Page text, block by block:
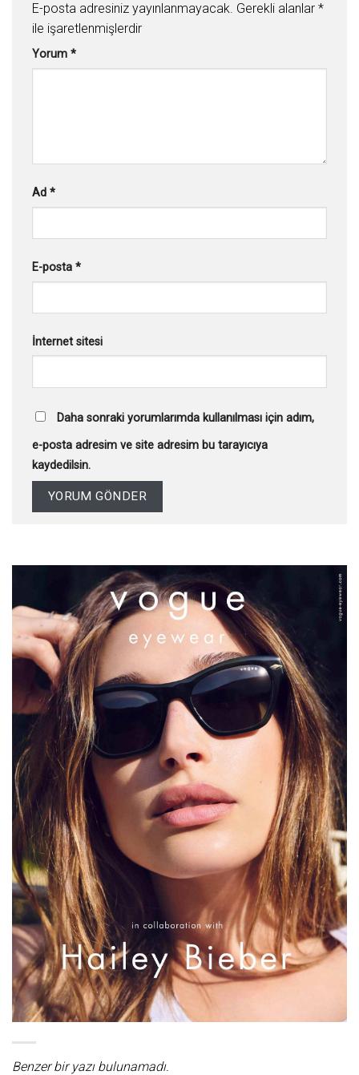
E-posta adresiniz yayınlanmayacak. Gerekli alanlar *
ile işaretlenmişlerdir
Yorum *
Ad *
E-posta *
İnternet sitesi
Daha sonraki yorumlarımda kullanılması için adım,
e-posta adresim ve site adresim bu tarayıcıya
kaydedilsin.
Benzer bir yazı bulunamadı.